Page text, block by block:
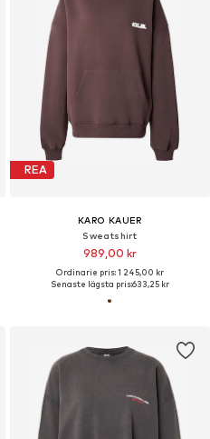
REA
KARO KAUER
Sweatshirt
989,00 kr
Ordinarie pris: 1 245,00 kr
Senaste lägsta pris:633,25 kr